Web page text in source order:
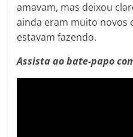
amavam, mas deixou
ainda eram muito novos
estavam fazendo.
Assista ao bate-papo